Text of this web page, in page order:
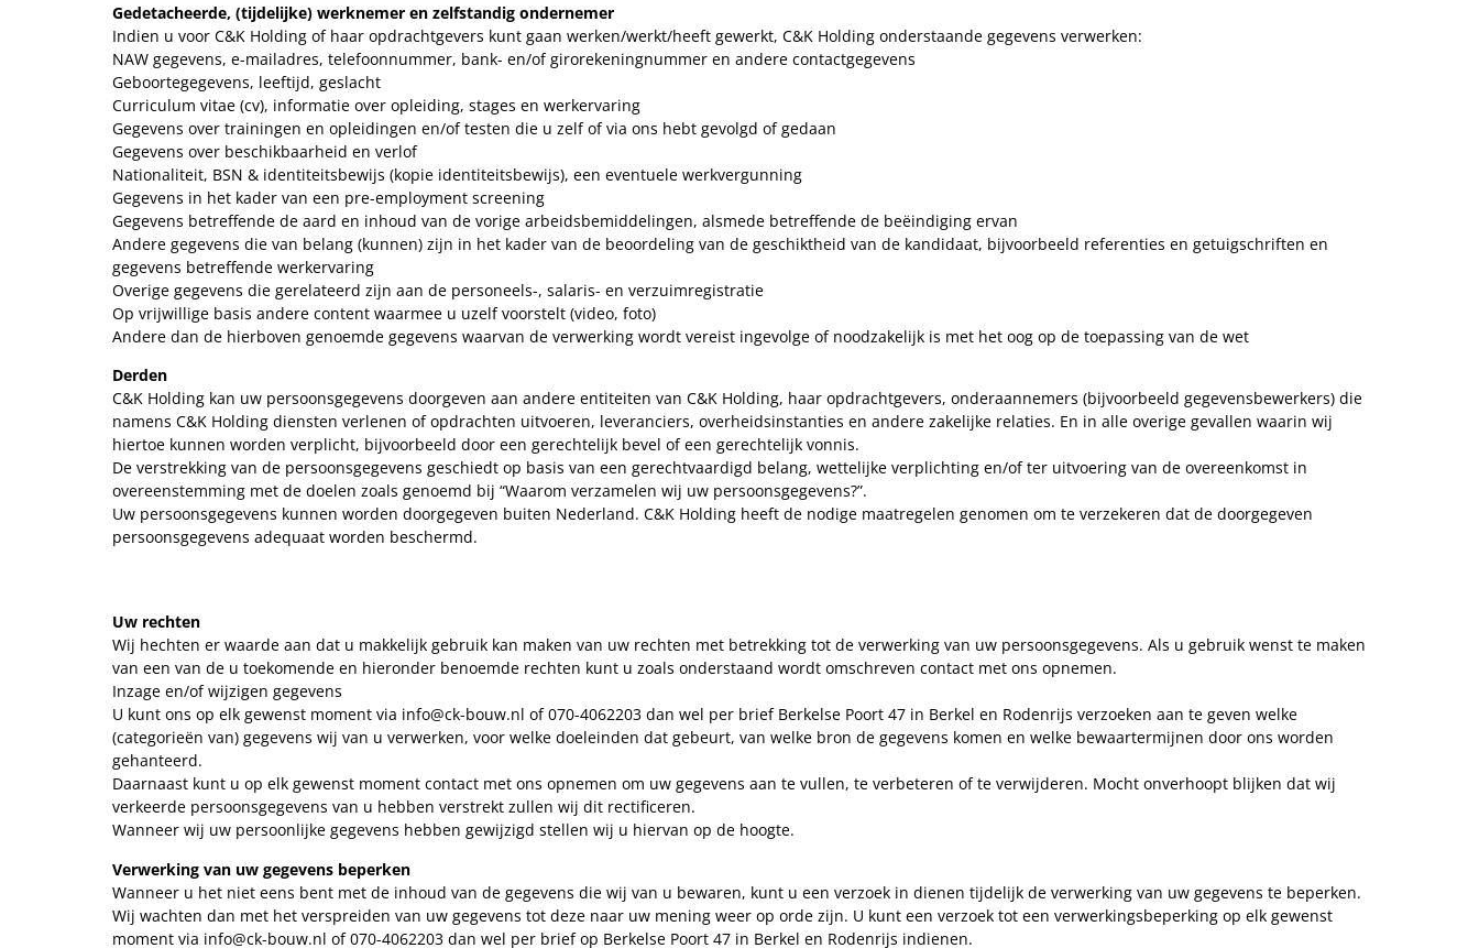
Gedetacheerde, (tijdelijke) werknemer en zelfstandig ondernemer
Indien u voor C&K Holding of haar opdrachtgevers kunt gaan werken/werkt/heeft gewerkt, C&K Holding onderstaande gegevens verwerken:
NAW gegevens, e-mailadres, telefoonnummer, bank- en/of girorekeningnummer en andere contactgegevens
Geboortegegevens, leeftijd, geslacht
Curriculum vitae (cv), informatie over opleiding, stages en werkervaring
Gegevens over trainingen en opleidingen en/of testen die u zelf of via ons hebt gevolgd of gedaan
Gegevens over beschikbaarheid en verlof
Nationaliteit, BSN & identiteitsbewijs (kopie identiteitsbewijs), een eventuele werkvergunning
Gegevens in het kader van een pre-employment screening
Gegevens betreffende de aard en inhoud van de vorige arbeidsbemiddelingen, alsmede betreffende de beëindiging ervan
Andere gegevens die van belang (kunnen) zijn in het kader van de beoordeling van de geschiktheid van de kandidaat, bijvoorbeeld referenties en getuigschriften en
gegevens betreffende werkervaring
Overige gegevens die gerelateerd zijn aan de personeels-, salaris- en verzuimregistratie
Op vrijwillige basis andere content waarmee u uzelf voorstelt (video, foto)
Andere dan de hierboven genoemde gegevens waarvan de verwerking wordt vereist ingevolge of noodzakelijk is met het oog op de toepassing van de wet
Derden
C&K Holding kan uw persoonsgegevens doorgeven aan andere entiteiten van C&K Holding, haar opdrachtgevers, onderaannemers (bijvoorbeeld gegevensbewerkers) die
namens C&K Holding diensten verlenen of opdrachten uitvoeren, leveranciers, overheidsinstanties en andere zakelijke relaties. En in alle overige gevallen waarin wij
hiertoe kunnen worden verplicht, bijvoorbeeld door een gerechtelijk bevel of een gerechtelijk vonnis.
De verstrekking van de persoonsgegevens geschiedt op basis van een gerechtvaardigd belang, wettelijke verplichting en/of ter uitvoering van de overeenkomst in
overeenstemming met de doelen zoals genoemd bij “Waarom verzamelen wij uw persoonsgegevens?”.
Uw persoonsgegevens kunnen worden doorgegeven buiten Nederland. C&K Holding heeft de nodige maatregelen genomen om te verzekeren dat de doorgegeven
persoonsgegevens adequaat worden beschermd.
Uw rechten
Wij hechten er waarde aan dat u makkelijk gebruik kan maken van uw rechten met betrekking tot de verwerking van uw persoonsgegevens. Als u gebruik wenst te maken
van een van de u toekomende en hieronder benoemde rechten kunt u zoals onderstaand wordt omschreven contact met ons opnemen.
Inzage en/of wijzigen gegevens
U kunt ons op elk gewenst moment via info@ck-bouw.nl of 070-4062203 dan wel per brief Berkelse Poort 47 in Berkel en Rodenrijs verzoeken aan te geven welke
(categorieën van) gegevens wij van u verwerken, voor welke doeleinden dat gebeurt, van welke bron de gegevens komen en welke bewaartermijnen door ons worden
gehanteerd.
Daarnaast kunt u op elk gewenst moment contact met ons opnemen om uw gegevens aan te vullen, te verbeteren of te verwijderen. Mocht onverhoopt blijken dat wij
verkeerde persoonsgegevens van u hebben verstrekt zullen wij dit rectificeren.
Wanneer wij uw persoonlijke gegevens hebben gewijzigd stellen wij u hiervan op de hoogte.
Verwerking van uw gegevens beperken
Wanneer u het niet eens bent met de inhoud van de gegevens die wij van u bewaren, kunt u een verzoek in dienen tijdelijk de verwerking van uw gegevens te beperken.
Wij wachten dan met het verspreiden van uw gegevens tot deze naar uw mening weer op orde zijn. U kunt een verzoek tot een verwerkingsbeperking op elk gewenst
moment via info@ck-bouw.nl of 070-4062203 dan wel per brief op Berkelse Poort 47 in Berkel en Rodenrijs indienen.